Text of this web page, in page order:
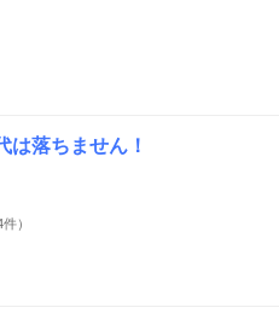
は落ちません！
件）